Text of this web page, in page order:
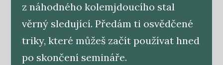
z náhodného kolemjdoucího stal
věrný sledující. Předám ti osvědčené
triky, které můžeš začít používat hned
po skončení semináře.